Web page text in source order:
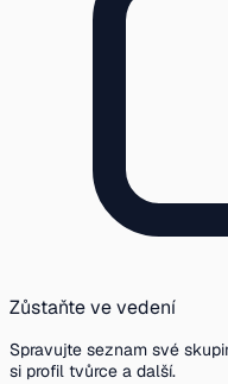
Zůstaňte ve vedení
Spravujte seznam své
si profil tvůrce a další.